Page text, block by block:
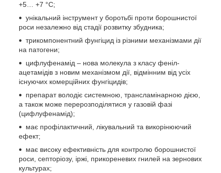
+5… +7 °С;
унікальний інструмент у боротьбі проти борошнистої
роси незалежно від стадії розвитку збудника;
трикомпонентний фунгіцид із різними механізмами дії
на патогени;
цифлуфенамід – нова молекула з класу феніл-
ацетамідів з новим механізмом дії, відмінним від усіх
існуючих комерційних фунгіцидів;
препарат володіє системною, трансламінарною дією,
а також може перерозподілятися у газовій фазі
(цифлуфенамід);
має профілактичний, лікувальний та викорінюючий
ефект;
має високу ефективність для контролю борошнистої
роси, септоріозу, іржі, прикореневих гнилей на зернових
культурах;